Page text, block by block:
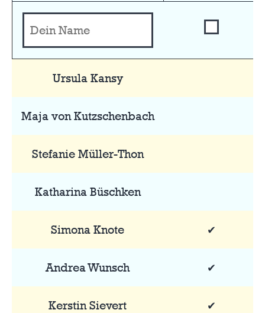
Ursula Kansy
Maja von Kutzschenbach
Stefanie Müller-Thon
Katharina Büschken
Simona Knote ✔
Andrea Wunsch ✔
Kerstin Sievert ✔